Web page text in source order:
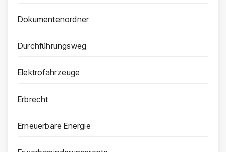
Dokumentenordner
Durchführungsweg
Elektrofahrzeuge
Erbrecht
Erneuerbare Energie